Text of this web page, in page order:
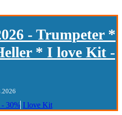
- Trumpeter *
* I love Kit -
30% I love Kit